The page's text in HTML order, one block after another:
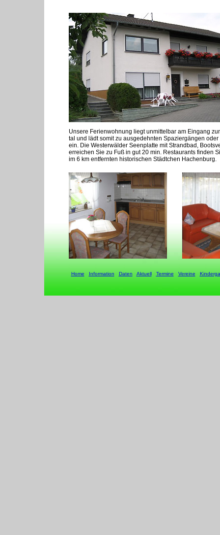
Unsere Ferienwohnung liegt unmittelbar am Eingang
tal und lädt somit zu ausgedehnten Spaziergängen
ein. Die Westerwälder Seenplatte mit Strandbad,
erreichen Sie zu Fuß in gut 20 min. Restaurants finden
im 6 km entfernten historischen Städtchen Hachenburg.
Home Information Daten Aktuell Termine Vereine